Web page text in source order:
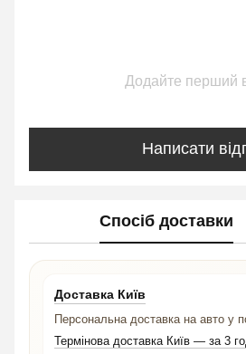
Додайте перший
Написати
Спосіб доставки
Доставка Київ
Персональна доставка на авто у
Термінова доставка Київ — за 3